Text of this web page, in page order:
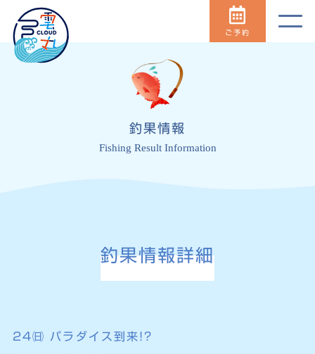
ご予約
釣果情報
Fishing Result Information
釣果情報詳細
24㈰ パラダイス到来!?